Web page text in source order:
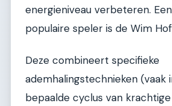
energieniveau verbeteren.
populaire speler is de Wim
Deze combineert specifieke
ademhalingstechnieken (vaak
bepaalde cyclus van